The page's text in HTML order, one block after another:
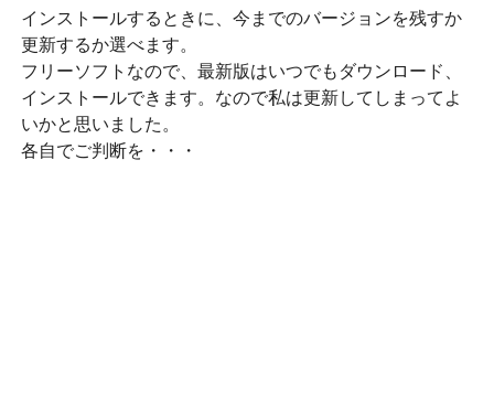
インストールするときに、今までのバージョンを残すか
更新するか選べます。
フリーソフトなので、最新版はいつでもダウンロード、
インストールできます。なので私は更新してしまってよ
いかと思いました。
各自でご判断を・・・